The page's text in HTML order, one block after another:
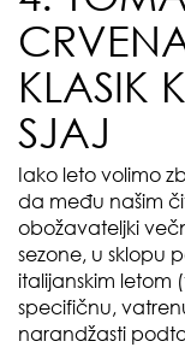
KLASIK
SJAJ
Iako leto volimo
da među našim
obožavateljki
sezone, u sklopu
italijanskim letom
specifičnu,
narandžasti